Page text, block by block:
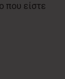
που είστε